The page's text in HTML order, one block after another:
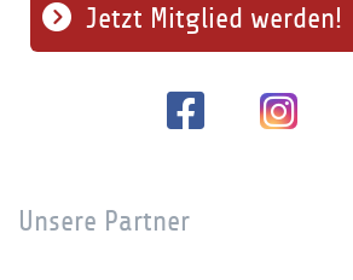
Jetzt Mitglied werden!
Unsere Partner